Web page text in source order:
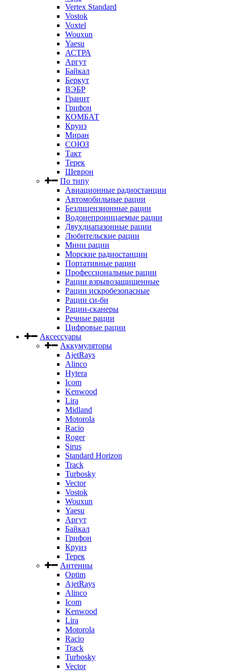
Vertex Standard
Vostok
Voxtel
Wouxun
Yaesu
АСТРА
Аргут
Байкал
Беркут
ВЭБР
Гранит
Грифон
КОМБАТ
Круиз
Миран
СОЮЗ
Такт
Терек
Шеврон
По типу
Авиационные радиостанции
Автомобильные рации
Безлицензионные рации
Водонепроницаемые рации
Двухдиапазонные рации
Любительские рации
Мини рации
Морские радиостанции
Портативные рации
Профессиональные рации
Рации взрывозащищенные
Рации искробезопасные
Рации си-би
Рации-сканеры
Речные рации
Цифровые рации
Аксессуары
Аккумуляторы
AjetRays
Alinco
Hytera
Icom
Kenwood
Lira
Midland
Motorola
Racio
Roger
Sirus
Standard Horizon
Track
Turbosky
Vector
Vostok
Wouxun
Yaesu
Аргут
Байкал
Грифон
Круиз
Терек
Антенны
Optim
AjetRays
Alinco
Icom
Kenwood
Lira
Motorola
Racio
Track
Turbosky
Vector